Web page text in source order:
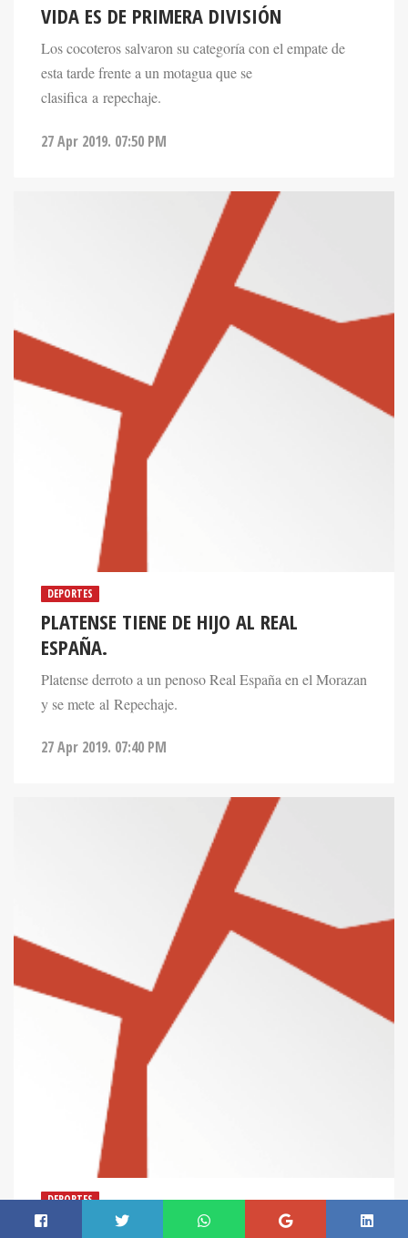
VIDA ES DE PRIMERA DIVISIÓN
Los cocoteros salvaron su categoría con el empate de
esta tarde frente a un motagua que se
clasifica a repechaje.
27 Apr 2019. 07:50 PM
DEPORTES
PLATENSE TIENE DE HIJO AL REAL
ESPAÑA.
Platense derroto a un penoso Real España en el Morazan
y se mete al Repechaje.
27 Apr 2019. 07:40 PM
DEPORTES
REAL DE MINAS SE METE A PROBLEMAS